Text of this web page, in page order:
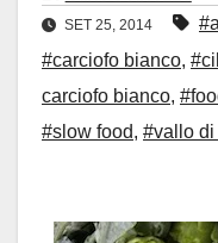
SET 25, 2014
#carciofo bianco,
carciofo bianco,
#slow food, #vallo